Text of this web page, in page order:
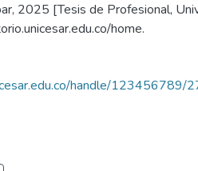
2025 [Tesis de Profesional,
home.
handle/123456789/